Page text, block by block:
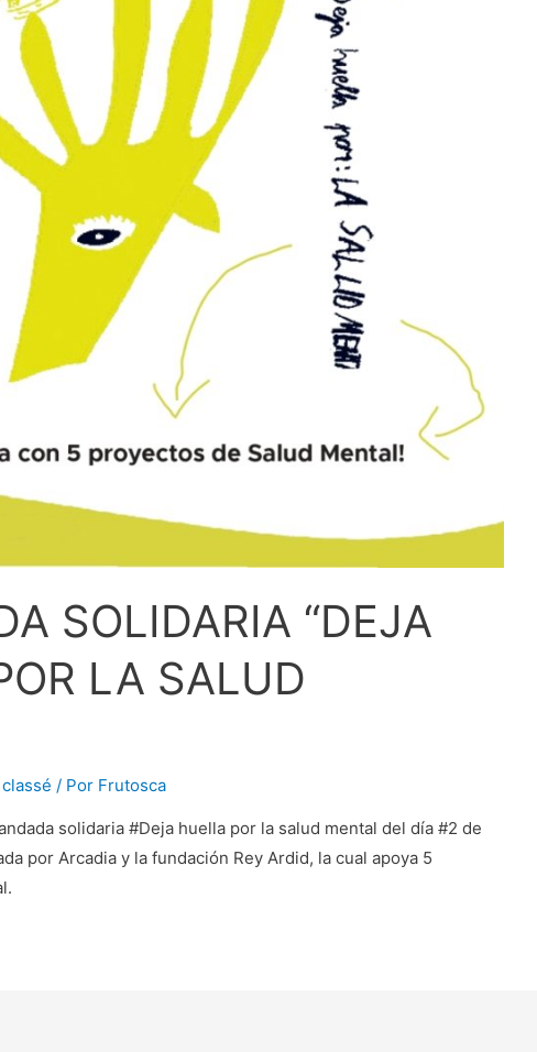
SOLIDARIA “DEJA
LA SALUD
/ Por Frutosca
solidaria #Deja huella por la salud mental del día #2 de
por Arcadia y la fundación Rey Ardid, la cual apoya 5